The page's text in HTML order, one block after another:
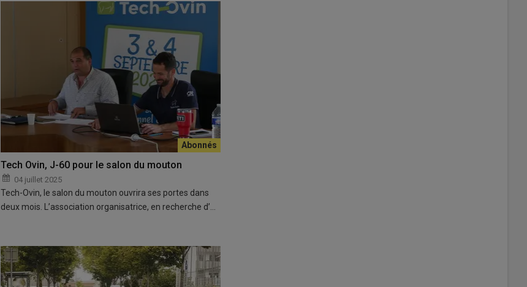
Tech Ovin, J-60 pour le salon du mouton
04 juillet 2025
Tech-Ovin, le salon du mouton ouvrira ses portes dans
deux mois. L’association organisatrice, en recherche d’…